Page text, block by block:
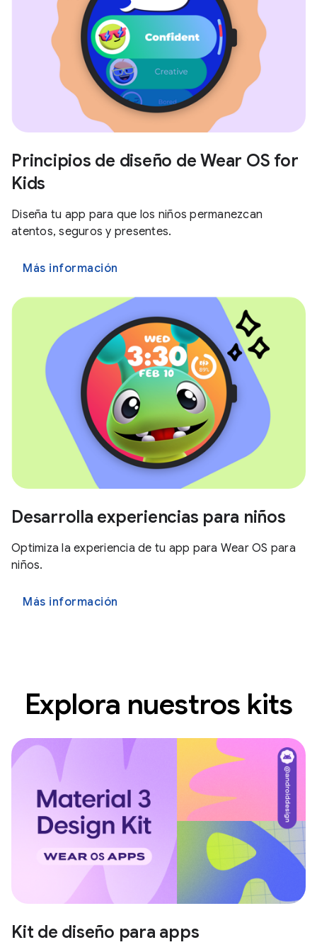
Principios de diseño de Wear OS for
Kids
Diseña tu app para que los niños permanezcan
atentos, seguros y presentes.
Más información
Desarrolla experiencias para niños
Optimiza la experiencia de tu app para Wear OS para
niños.
Más información
Explora nuestros kits
Kit de diseño para apps